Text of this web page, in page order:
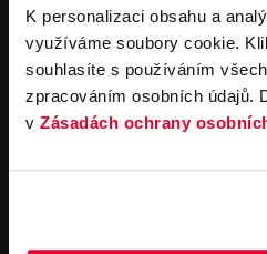
K personalizaci obsahu a
využíváme soubory cookie.
souhlasíte s používáním
zpracováním osobních údajů.
v Zásadách ochrany
Autopůjčovna
Operativní leasing
Servisní služby
Servis